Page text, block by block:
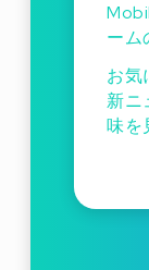
ーム
お気
新ニ
味を